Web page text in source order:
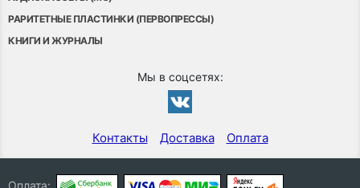
РАРИТЕТНЫЕ ПЛАСТИНКИ (ПЕРВОПРЕССЫ)
КНИГИ И ЖУРНАЛЫ
Мы в соцсетях:
Контакты Доставка Оплата